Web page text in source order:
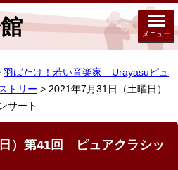
メニュー
羽ばたけ！若い音楽家 Urayasuピュ
トリー > 2021年7月31日（土曜日）
サート
）第41回 ピュアクラシッ